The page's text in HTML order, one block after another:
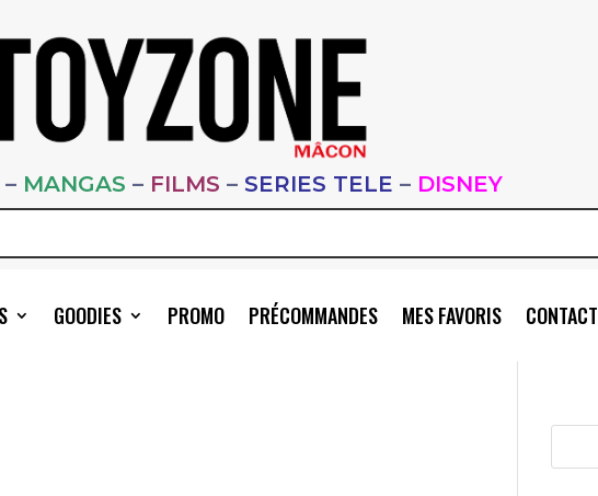
– MANGAS – FILMS – SERIES TELE – DISNEY
GOODIES PROMO PRÉCOMMANDES MES FAVORIS CONTACT